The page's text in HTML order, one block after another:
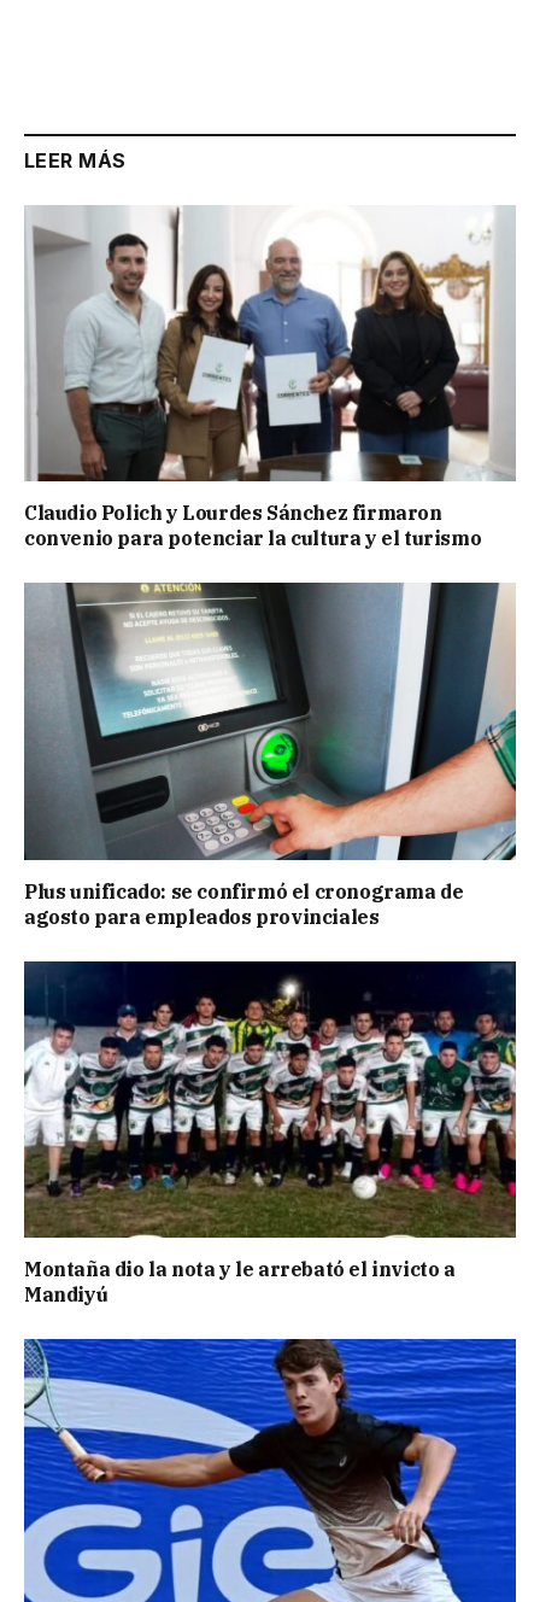
LEER MÁS
Claudio Polich y Lourdes Sánchez firmaron
convenio para potenciar la cultura y el turismo
Plus unificado: se confirmó el cronograma de
agosto para empleados provinciales
Montaña dio la nota y le arrebató el invicto a
Mandiyú